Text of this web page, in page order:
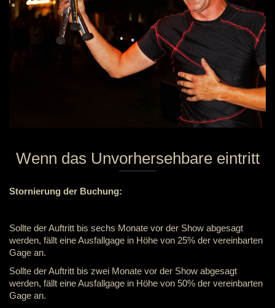
Wenn das Unvorhersehbare eintritt
Stornierung der Buchung:
Sollte der Auftritt bis sechs Monate vor der Show abgesagt
werden, fällt eine Ausfallgage in Höhe von 25% der vereinbarten
Gage an.
Sollte der Auftritt bis zwei Monate vor der Show abgesagt
werden, fällt eine Ausfallgage in Höhe von 50% der vereinbarten
Gage an.